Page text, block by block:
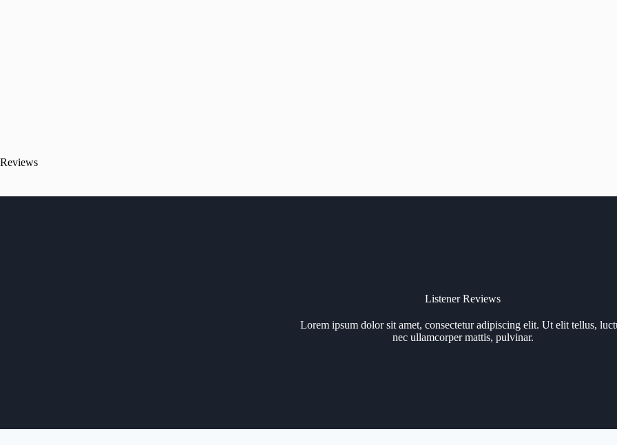
Reviews
Listener Reviews
Lorem ipsum dolor sit amet, consectetur adipiscing elit. Ut elit tellus,
nec ullamcorper mattis, pulvinar.